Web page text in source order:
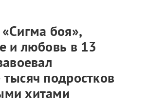
боя»,
и любовь в 13
подростков
хитами